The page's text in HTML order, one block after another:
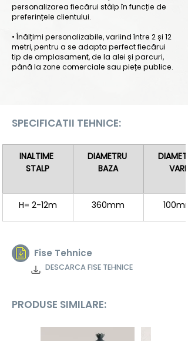
personalizarea fiecărui stâlp în funcție de
preferințele clientului.
• Înălțimi personalizabile, variind între 2 și 12
metri, pentru a se adapta perfect fiecărui
tip de amplasament, de la alei și parcuri,
până la zone comerciale sau piețe publice.
SPECIFICATII TEHNICE:
INALTIME
STALP
DIAMETRU
BAZA
VARF
H= 2-12m 360mm 100mm
Fise Tehnice
DESCARCA FISE TEHNICE
PRODUSE SIMILARE: